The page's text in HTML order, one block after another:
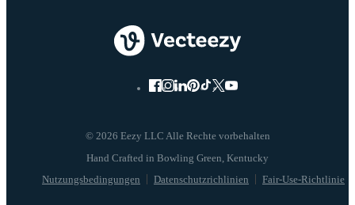
© 2026 Eezy LLC Alle Rechte vorbehalten
Nutzungsbedingungen Datenschutzrichlinien Fair-Use-Richtlinie